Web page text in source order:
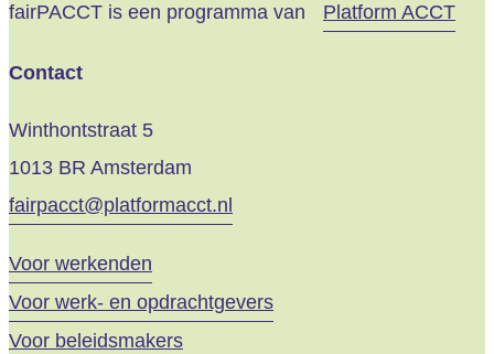
fairPACCT is een programma van Platform ACCT
Contact
Winthontstraat 5
1013 BR Amsterdam
fairpacct@platformacct.nl
Voor werkenden
Voor werk- en opdrachtgevers
Voor beleidsmakers